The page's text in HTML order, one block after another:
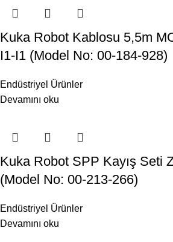
Kuka Robot Kablosu 5,5m
I1-I1 (Model No: 00-184-928)
Endüstriyel Ürünler
Devamını oku
Kuka Robot SPP Kayış Seti
(Model No: 00-213-266)
Endüstriyel Ürünler
Devamını oku